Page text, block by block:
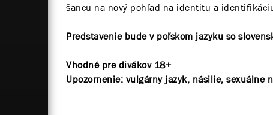
šancu na nový pohľad na identitu a
Predstavenie bude v poľskom jazyku so
Vhodné pre divákov 18+
Upozornenie: vulgárny jazyk, násilie, sexuálne